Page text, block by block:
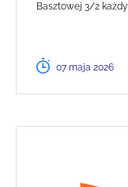
Basztowej 3/2 każdy
07 maja 2026